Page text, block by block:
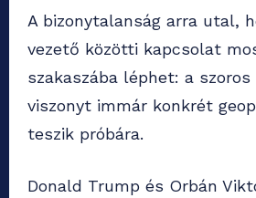
A bizonytalanság arra utal,
vezető közötti kapcsolat
szakaszába léphet: a szoros
viszonyt immár konkrét
teszik próbára.
Donald Trump és Orbán